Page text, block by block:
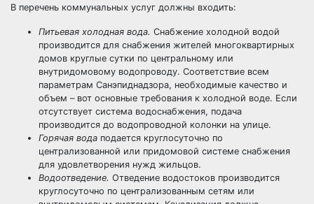
В перечень коммунальных услуг должны входить:
Питьевая холодная вода. Снабжение холодной водой
производится для снабжения жителей многоквартирных
домов круглые сутки по центральному или
внутридомовому водопроводу. Соответствие всем
параметрам Санэпиднадзора, необходимые качество и
объем – вот основные требования к холодной воде. Если
отсутствует система водоснабжения, подача
производится до водопроводной колонки на улице.
Горячая вода подается круглосуточно по
централизованной или придомовой системе снабжения
для удовлетворения нужд жильцов.
Водоотведение. Отведение водостоков производится
круглосуточно по централизованным сетям или